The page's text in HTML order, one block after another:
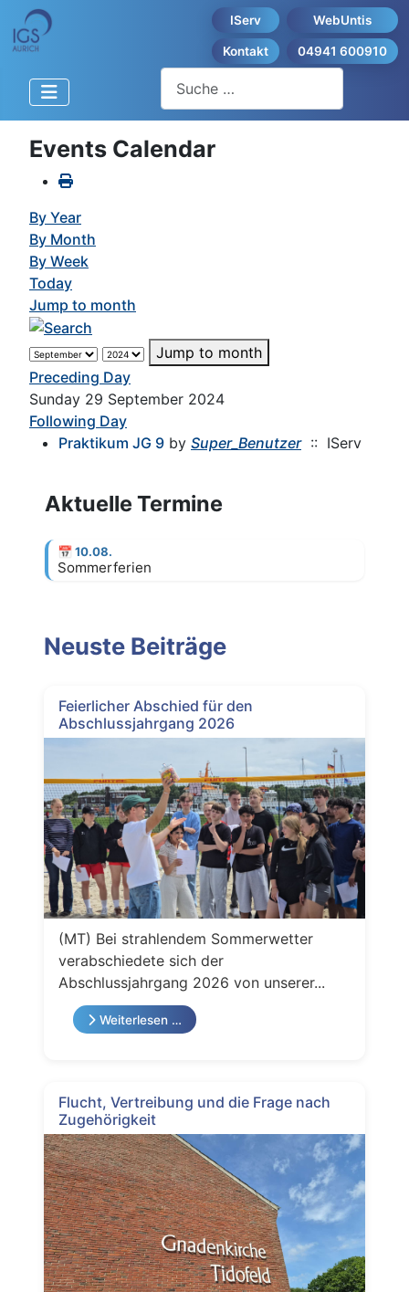
IServ WebUntis
Kontakt 04941 600910
Events Calendar
By Year
By Month
By Week
Today
Jump to month
Jump to month
Preceding Day
Sunday 29 September 2024
Following Day
Praktikum JG 9 by Super_Benutzer:: IServ
Aktuelle Termine
📅 10.08.
Sommerferien
Neuste Beiträge
Feierlicher Abschied für den
Abschlussjahrgang 2026
(MT) Bei strahlendem Sommerwetter
verabschiedete sich der
Abschlussjahrgang 2026 von unserer...
Weiterlesen …
Flucht, Vertreibung und die Frage nach
Zugehörigkeit